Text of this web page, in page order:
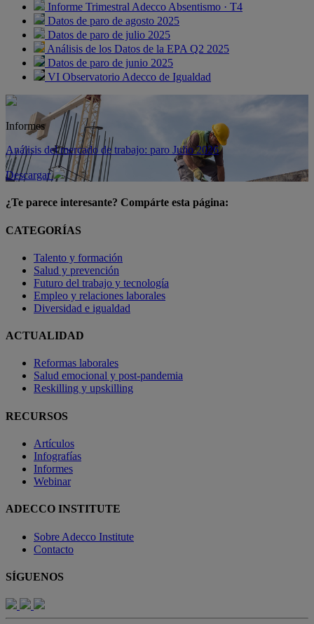
Informe Trimestral Adecco Absentismo · T4
Datos de paro de agosto 2025
Datos de paro de julio 2025
Análisis de los Datos de la EPA Q2 2025
Datos de paro de junio 2025
VI Observatorio Adecco de Igualdad
Informes
Análisis del mercado de trabajo: paro Julio 2026
Descargar
¿Te parece interesante? Compárte esta página:
CATEGORÍAS
Talento y formación
Salud y prevención
Futuro del trabajo y tecnología
Empleo y relaciones laborales
Diversidad e igualdad
ACTUALIDAD
Reformas laborales
Salud emocional y post-pandemia
Reskilling y upskilling
RECURSOS
Artículos
Infografías
Informes
Webinar
ADECCO INSTITUTE
Sobre Adecco Institute
Contacto
SÍGUENOS